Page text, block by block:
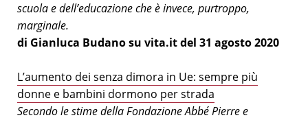
scuola e dell’educazione che è invece, purtroppo,
marginale.
di Gianluca Budano su vita.it del 31 agosto 2020
L’aumento dei senza dimora in Ue: sempre più
donne e bambini dormono per strada
Secondo le stime della Fondazione Abbé Pierre e